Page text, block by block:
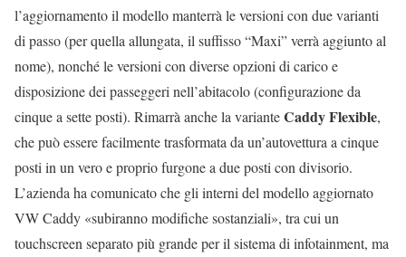
l’aggiornamento il modello manterrà le versioni con due varianti
di passo (per quella allungata, il suffisso “Maxi” verrà aggiunto al
nome), nonché le versioni con diverse opzioni di carico e
disposizione dei passeggeri nell’abitacolo (configurazione da
cinque a sette posti). Rimarrà anche la varianteCaddy Flexible,
che può essere facilmente trasformata da un’autovettura a cinque
posti in un vero e proprio furgone a due posti con divisorio.
L’azienda ha comunicato che gli interni del modello aggiornato
VW Caddy «subiranno modifiche sostanziali», tra cui un
touchscreen separato più grande per il sistema di infotainment, ma